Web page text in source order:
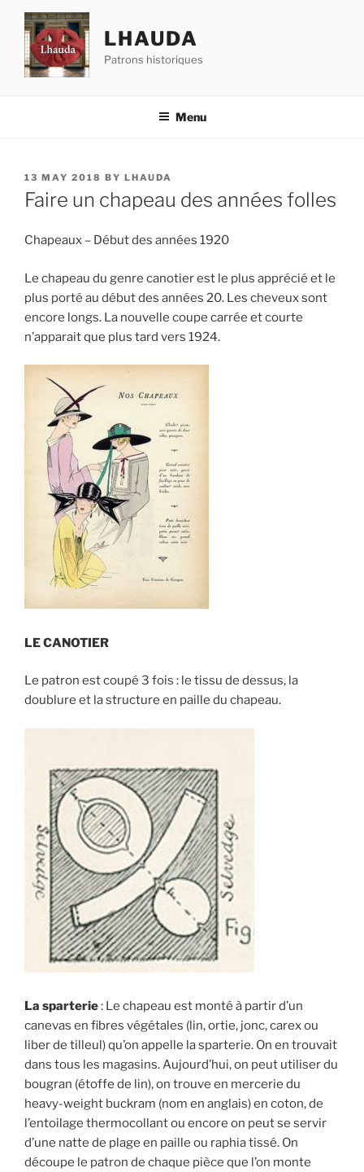
content
LHAUDA
Patrons historiques
Menu
POSTED
ON
13 MAY 2018 BY LHAUDA
Faire un chapeau des années folles
Chapeaux – Début des années 1920
Le chapeau du genre canotier est le plus apprécié et le
plus porté au début des années 20. Les cheveux sont
encore longs. La nouvelle coupe carrée et courte
n’apparait que plus tard vers 1924.
LE CANOTIER
Le patron est coupé 3 fois : le tissu de dessus, la
doublure et la structure en paille du chapeau.
La sparterie: Le chapeau est monté à partir d’un
canevas en fibres végétales (lin, ortie, jonc, carex ou
liber de tilleul) qu’on appelle la sparterie. On en trouvait
dans tous les magasins. Aujourd’hui, on peut utiliser du
bougran (étoffe de lin), on trouve en mercerie du
heavy-weight buckram (nom en anglais) en coton, de
l’entoilage thermocollant ou encore on peut se servir
d’une natte de plage en paille ou raphia tissé. On
découpe le patron de chaque pièce que l’on monte